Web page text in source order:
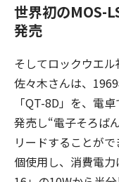
世界初のMOS-
発売
そしてロックウエ
佐々木さんは、
「QT-8D」を、電
発売し“電子そろば
リードすることが
個使用し、消費電